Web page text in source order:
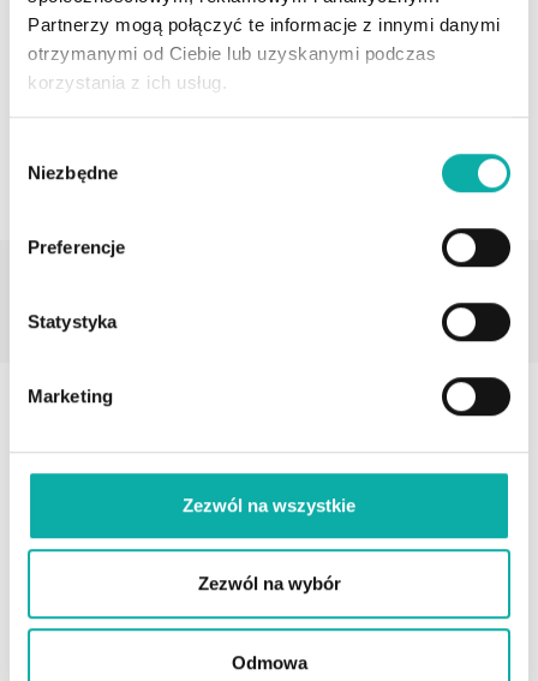
Partnerzy mogą połączyć te informacje z innymi danymi
otrzymanymi od Ciebie lub uzyskanymi podczas
korzystania z ich usług.
zgody
Niezbędne
Preferencje
Statystyka
Marketing
Zezwól na wszystkie
Zezwól na wybór
Odmowa
bogumil.lutynski@developergo.pl
Profil agenta
Dodatkowe informacje
Brak
Galeria zdjęć oferty